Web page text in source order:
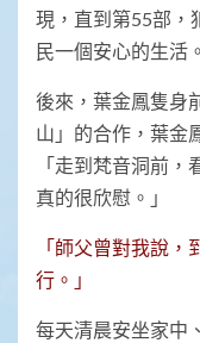
現，直到第55部，
民一個安心的生活
後來，葉金鳳隻身
山」的合作，葉金
「走到梵音洞前
真的很欣慰。」
「師父曾對我說
行。」
每天清晨安坐家中